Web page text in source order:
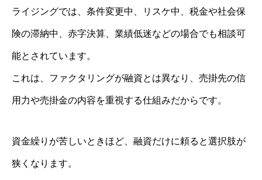
ライジングでは、条件変更中、リスケ中、税金や社会保
険の滞納中、赤字決算、業績低迷などの場合でも相談可
能とされています。
これは、ファクタリングが融資とは異なり、売掛先の信
用力や売掛金の内容を重視する仕組みだからです。
資金繰りが苦しいときほど、融資だけに頼ると選択肢が
狭くなります。